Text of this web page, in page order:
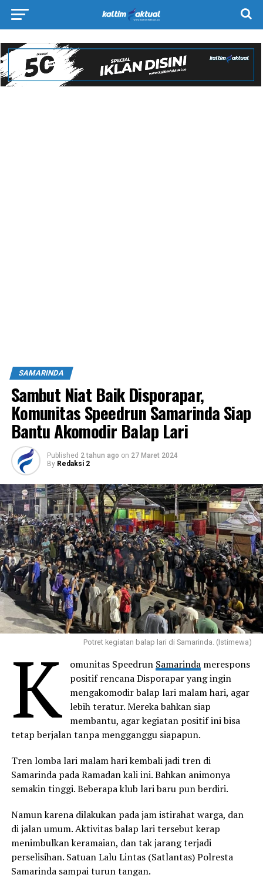
SAMARINDA
Sambut Niat Baik Disporapar,
Komunitas Speedrun Samarinda Siap
Bantu Akomodir Balap Lari
Published 2 tahun ago on 27 Maret 2024
By Redaksi 2
Potret kegiatan balap lari di Samarinda. (Istimewa)
K omunitas Speedrun Samarinda merespons
positif rencana Disporapar yang ingin
mengakomodir balap lari malam hari, agar
lebih teratur. Mereka bahkan siap
membantu, agar kegiatan positif ini bisa
tetap berjalan tanpa mengganggu siapapun.
Tren lomba lari malam hari kembali jadi tren di
Samarinda pada Ramadan kali ini. Bahkan animonya
semakin tinggi. Beberapa klub lari baru pun berdiri.
Namun karena dilakukan pada jam istirahat warga, dan
di jalan umum. Aktivitas balap lari tersebut kerap
menimbulkan keramaian, dan tak jarang terjadi
perselisihan. Satuan Lalu Lintas (Satlantas) Polresta
Samarinda sampai turun tangan.